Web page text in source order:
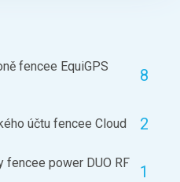
fencee EquiGPS
8
účtu fencee Cloud 2
fencee power DUO RF
1